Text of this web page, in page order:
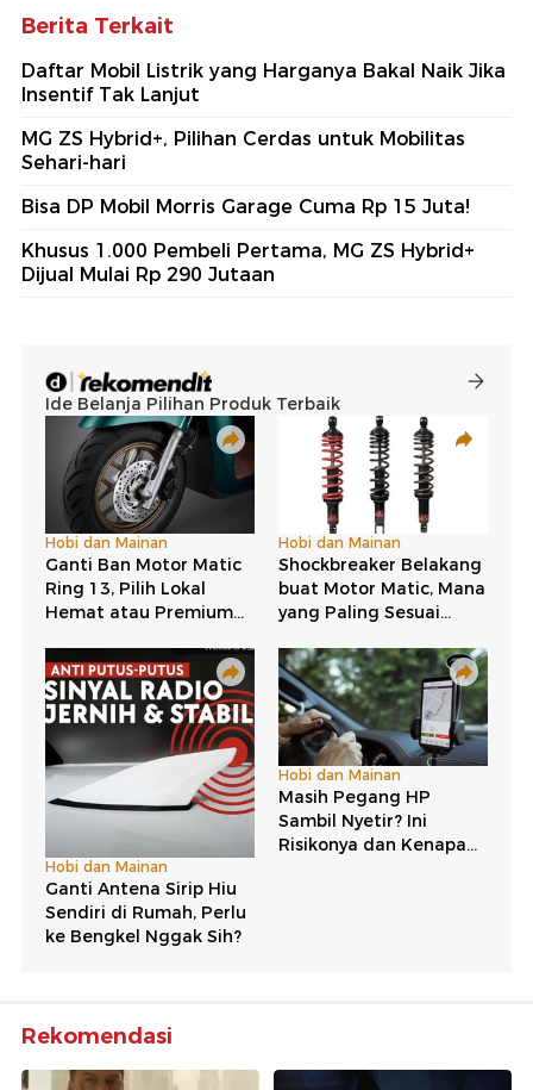
Berita Terkait
Daftar Mobil Listrik yang Harganya Bakal Naik Jika
Insentif Tak Lanjut
MG ZS Hybrid+, Pilihan Cerdas untuk Mobilitas
Sehari-hari
Bisa DP Mobil Morris Garage Cuma Rp 15 Juta!
Khusus 1.000 Pembeli Pertama, MG ZS Hybrid+
Dijual Mulai Rp 290 Jutaan
Rekomendasi